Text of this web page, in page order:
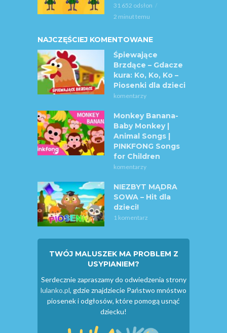
31 652 odsłon
2 minut temu
NAJCZĘŚCIEJ KOMENTOWANE
Śpiewające
Brzdące – Gdacze
kura: Ko, Ko, Ko –
Piosenki dla dzieci
komentarzy
Monkey Banana-
Baby Monkey |
Animal Songs |
PINKFONG Songs
for Children
komentarzy
NIEZBYT MĄDRA
SOWA – Hit dla
dzieci!
1 komentarz
TWÓJ MALUSZEK MA PROBLEM Z
USYPIANIEM?
Serdecznie zapraszamy do odwiedzenia strony
lulanko.pl, gdzie znajdziecie Państwo mnóstwo
piosenek i odgłosów, które pomogą usnąć
dziecku!